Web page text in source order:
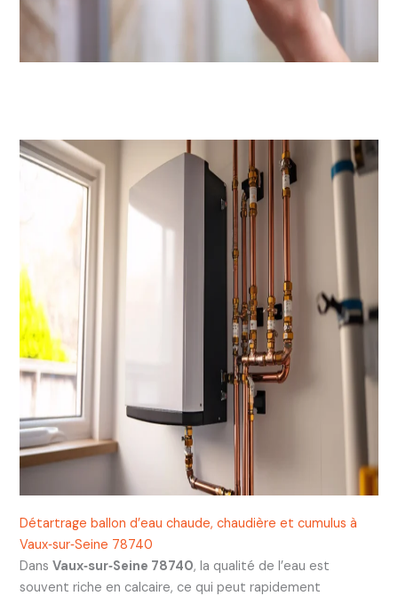
Détartrage ballon d’eau chaude, chaudière et cumulus à
Vaux‑sur‑Seine 78740
Dans Vaux‑sur‑Seine 78740, la qualité de l’eau est
souvent riche en calcaire, ce qui peut rapidement